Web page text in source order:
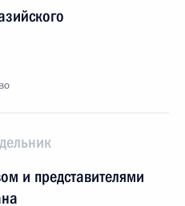
и представителями